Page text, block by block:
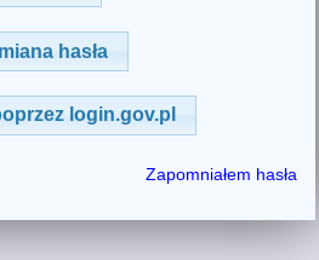
Zapomniałem hasła